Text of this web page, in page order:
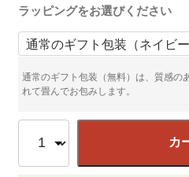
ラッピングをお選びください
通常のギフト包装（無料）は、質感の
れて畳んでお包みします。
カ